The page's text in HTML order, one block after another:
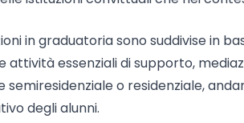
in graduatoria sono suddivise in
attività essenziali di supporto,
semiresidenziale o residenziale,
degli alunni.